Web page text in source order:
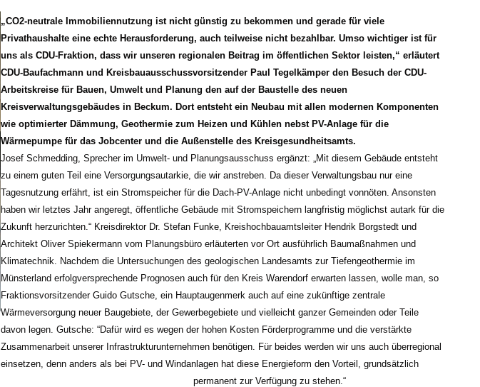
CO2-neutrale Immobiliennutzung ist nicht günstig zu bekommen und gerade für viele
Privathaushalte eine echte Herausforderung, auch teilweise nicht bezahlbar. Umso wichtiger ist für
uns als CDU-Fraktion, dass wir unseren regionalen Beitrag im öffentlichen Sektor leisten,“ erläutert
CDU-Baufachmann und Kreisbauausschussvorsitzender Paul Tegelkämper den Besuch der CDU-
Arbeitskreise für Bauen, Umwelt und Planung den auf der Baustelle des neuen
Kreisverwaltungsgebäudes in Beckum. Dort entsteht ein Neubau mit allen modernen Komponenten
wie optimierter Dämmung, Geothermie zum Heizen und Kühlen nebst PV-Anlage für die
Wärmepumpe für das Jobcenter und die Außenstelle des Kreisgesundheitsamts.
Josef Schmedding, Sprecher im Umwelt- und Planungsausschuss ergänzt: „Mit diesem Gebäude entsteht
zu einem guten Teil eine Versorgungsautarkie, die wir anstreben. Da dieser Verwaltungsbau nur eine
Tagesnutzung erfährt, ist ein Stromspeicher für die Dach-PV-Anlage nicht unbedingt vonnöten. Ansonsten
haben wir letztes Jahr angeregt, öffentliche Gebäude mit Stromspeichern langfristig möglichst autark für die
Zukunft herzurichten.“ Kreisdirektor Dr. Stefan Funke, Kreishochbauamtsleiter Hendrik Borgstedt und
Architekt Oliver Spiekermann vom Planungsbüro erläuterten vor Ort ausführlich Baumaßnahmen und
Klimatechnik. Nachdem die Untersuchungen des geologischen Landesamts zur Tiefengeothermie im
Münsterland erfolgversprechende Prognosen auch für den Kreis Warendorf erwarten lassen, wolle man, so
Fraktionsvorsitzender Guido Gutsche, ein Hauptaugenmerk auch auf eine zukünftige zentrale
Wärmeversorgung neuer Baugebiete, der Gewerbegebiete und vielleicht ganzer Gemeinden oder Teile
davon legen. Gutsche: “Dafür wird es wegen der hohen Kosten Förderprogramme und die verstärkte
Zusammenarbeit unserer Infrastrukturunternehmen benötigen. Für beides werden wir uns auch überregional
einsetzen, denn anders als bei PV- und Windanlagen hat diese Energieform den Vorteil, grundsätzlich
permanent zur Verfügung zu stehen.“